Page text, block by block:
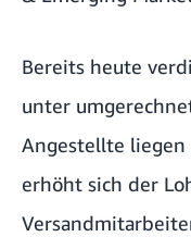
Bereits heute
unter
Angestellte liegen
erhöht sich der